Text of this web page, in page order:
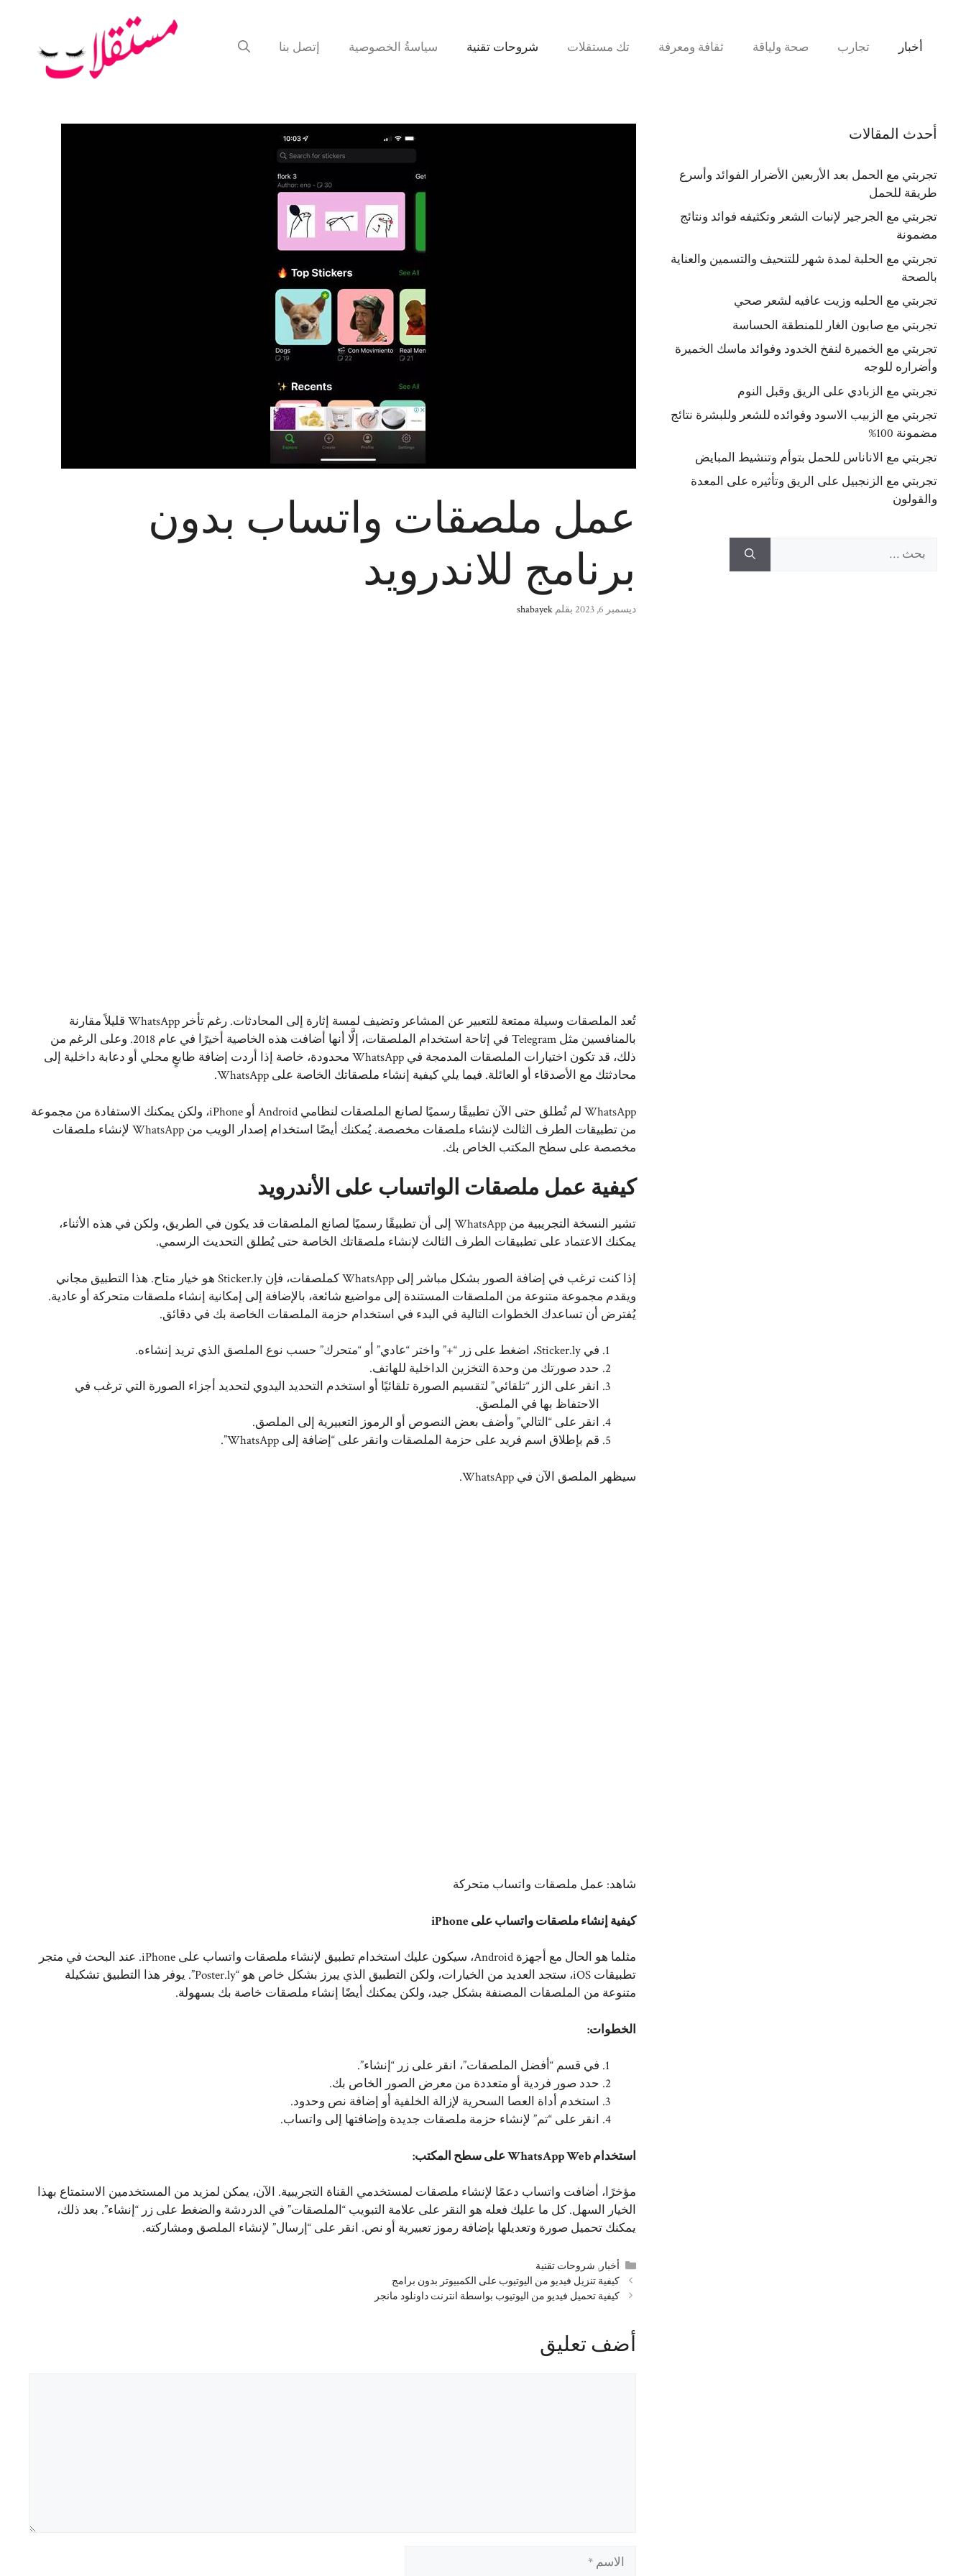
أخبار تجارب صحة ولياقة ثقافة ومعرفة تك مستقلات شروحات تقنية سياسةُ الخصوصية إتصل بنا
عمل ملصقات واتساب بدون
برنامج للاندرويد
ديسمبر 6, 2023 بقلمshabayek
تُعد الملصقات وسيلة ممتعة للتعبير عن المشاعر وتضيف لمسة إثارة إلى المحادثات. رغم تأخر WhatsApp قليلاً مقارنة
بالمنافسين مثل Telegram في إتاحة استخدام الملصقات، إلَّا أنها أضافت هذه الخاصية أخيرًا في عام 2018. وعلى الرغم من
ذلك، قد تكون اختيارات الملصقات المدمجة في WhatsApp محدودة، خاصة إذا أردت إضافة طابعٍ محلي أو دعابة داخلية إلى
محادثتك مع الأصدقاء أو العائلة. فيما يلي كيفية إنشاء ملصقاتك الخاصة على WhatsApp.
WhatsApp لم تُطلق حتى الآن تطبيقًا رسميًا لصانع الملصقات لنظامي Android أو iPhone، ولكن يمكنك الاستفادة من مجموعة
من تطبيقات الطرف الثالث لإنشاء ملصقات مخصصة. يُمكنك أيضًا استخدام إصدار الويب من WhatsApp لإنشاء ملصقات
مخصصة على سطح المكتب الخاص بك.
كيفية عمل ملصقات الواتساب على الأندرويد
تشير النسخة التجريبية من WhatsApp إلى أن تطبيقًا رسميًا لصانع الملصقات قد يكون في الطريق، ولكن في هذه الأثناء،
يمكنك الاعتماد على تطبيقات الطرف الثالث لإنشاء ملصقاتك الخاصة حتى يُطلق التحديث الرسمي.
إذا كنت ترغب في إضافة الصور بشكل مباشر إلى WhatsApp كملصقات، فإن Sticker.ly هو خيار متاح. هذا التطبيق مجاني
ويقدم مجموعة متنوعة من الملصقات المستندة إلى مواضيع شائعة، بالإضافة إلى إمكانية إنشاء ملصقات متحركة أو عادية.
يُفترض أن تساعدك الخطوات التالية في البدء في استخدام حزمة الملصقات الخاصة بك في دقائق.
في Sticker.ly، اضغط على زر “+” واختر “عادي” أو “متحرك” حسب نوع الملصق الذي تريد إنشاءه.
حدد صورتك من وحدة التخزين الداخلية للهاتف.
انقر على الزر “تلقائي” لتقسيم الصورة تلقائيًا أو استخدم التحديد اليدوي لتحديد أجزاء الصورة التي ترغب في
الاحتفاظ بها في الملصق.
انقر على “التالي” وأضف بعض النصوص أو الرموز التعبيرية إلى الملصق.
قم بإطلاق اسم فريد على حزمة الملصقات وانقر على “إضافة إلى WhatsApp”.
سيظهر الملصق الآن في WhatsApp.
شاهد: عمل ملصقات واتساب متحركة
كيفية إنشاء ملصقات واتساب على iPhone
مثلما هو الحال مع أجهزة Android، سيكون عليك استخدام تطبيق لإنشاء ملصقات واتساب على iPhone. عند البحث في متجر
تطبيقات iOS، ستجد العديد من الخيارات، ولكن التطبيق الذي يبرز بشكل خاص هو “Poster.ly”. يوفر هذا التطبيق تشكيلة
متنوعة من الملصقات المصنفة بشكل جيد، ولكن يمكنك أيضًا إنشاء ملصقات خاصة بك بسهولة.
الخطوات:
في قسم “أفضل الملصقات”، انقر على زر “إنشاء”.
حدد صور فردية أو متعددة من معرض الصور الخاص بك.
استخدم أداة العصا السحرية لإزالة الخلفية أو إضافة نص وحدود.
انقر على “تم” لإنشاء حزمة ملصقات جديدة وإضافتها إلى واتساب.
استخدام WhatsApp Web على سطح المكتب:
مؤخرًا، أضافت واتساب دعمًا لإنشاء ملصقات لمستخدمي القناة التجريبية. الآن، يمكن لمزيد من المستخدمين الاستمتاع بهذا
الخيار السهل. كل ما عليك فعله هو النقر على علامة التبويب “الملصقات” في الدردشة والضغط على زر “إنشاء”. بعد ذلك،
يمكنك تحميل صورة وتعديلها بإضافة رموز تعبيرية أو نص. انقر على “إرسال” لإنشاء الملصق ومشاركته.
التصنيفات
أخبار, شروحات تقنية
كيفية تنزيل فيديو من اليوتيوب على الكمبيوتر بدون برامج
كيفية تحميل فيديو من اليوتيوب بواسطة انترنت داونلود مانجر
أضف تعليق
الاسم
أحدث المقالات
تجربتي مع الحمل بعد الأربعين الأضرار الفوائد وأسرع
طريقة للحمل
تجربتي مع الجرجير لإنبات الشعر وتكثيفه فوائد ونتائج
مضمونة
تجربتي مع الحلبة لمدة شهر للتنحيف والتسمين والعناية
بالصحة
تجربتي مع الحلبه وزيت عافيه لشعر صحي
تجربتي مع صابون الغار للمنطقة الحساسة
تجربتي مع الخميرة لنفخ الخدود وفوائد ماسك الخميرة
وأضراره للوجه
تجربتي مع الزبادي على الريق وقبل النوم
تجربتي مع الزبيب الاسود وفوائده للشعر وللبشرة نتائج
مضمونة 100%
تجربتي مع الاناناس للحمل بتوأم وتنشيط المبايض
تجربتي مع الزنجبيل على الريق وتأثيره على المعدة
والقولون
عن: